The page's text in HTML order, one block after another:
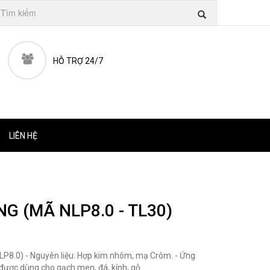
HỖ TRỢ 24/7
LIÊN HỆ
(MÃ NLP8.0 - TL30)
- Nguyên liệu: Hợp kim nhôm, mạ Crôm. - Ứng
dùng cho gạch men, đá, kính, gỗ.